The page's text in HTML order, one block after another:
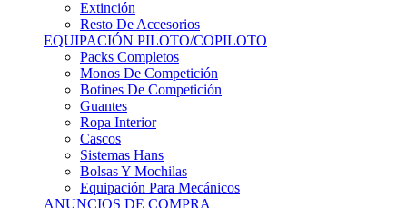
EQUIPACIÓN PILOTO/COPILOTO
Packs Completos
Monos De Competición
Botines De Competición
Guantes
Ropa Interior
Cascos
Sistemas Hans
Bolsas Y Mochilas
Equipación Para Mecánicos
ANUNCIOS DE COMPRA
Compra De Piezas